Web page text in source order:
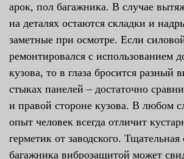
арок, пол багажника. В случае
на деталях остаются складки и
заметные при осмотре. Если
ремонтировался с использованием
кузова, то в глаза бросится разный
стыках панелей – достаточно
и правой стороне кузова. В любом
опыт человек всегда отличит
герметик от заводского.
багажника виброзащитой может